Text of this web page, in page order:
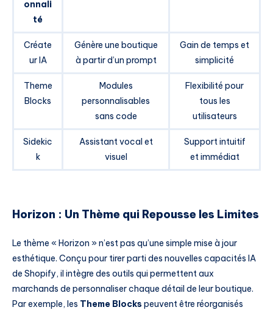
onnali
té
Créate
ur IA
Génère une boutique
à partir d’un prompt
Gain de temps et
simplicité
Theme
Blocks
Modules
personnalisables
sans code
Flexibilité pour
tous les
utilisateurs
Sidekic
k
Assistant vocal et
visuel
Support intuitif
et immédiat
Horizon : Un Thème qui Repousse les Limites
Le thème « Horizon » n’est pas qu’une simple mise à jour
esthétique. Conçu pour tirer parti des nouvelles capacités IA
de Shopify, il intègre des outils qui permettent aux
marchands de personnaliser chaque détail de leur boutique.
Par exemple, les Theme Blocks peuvent être réorganisés